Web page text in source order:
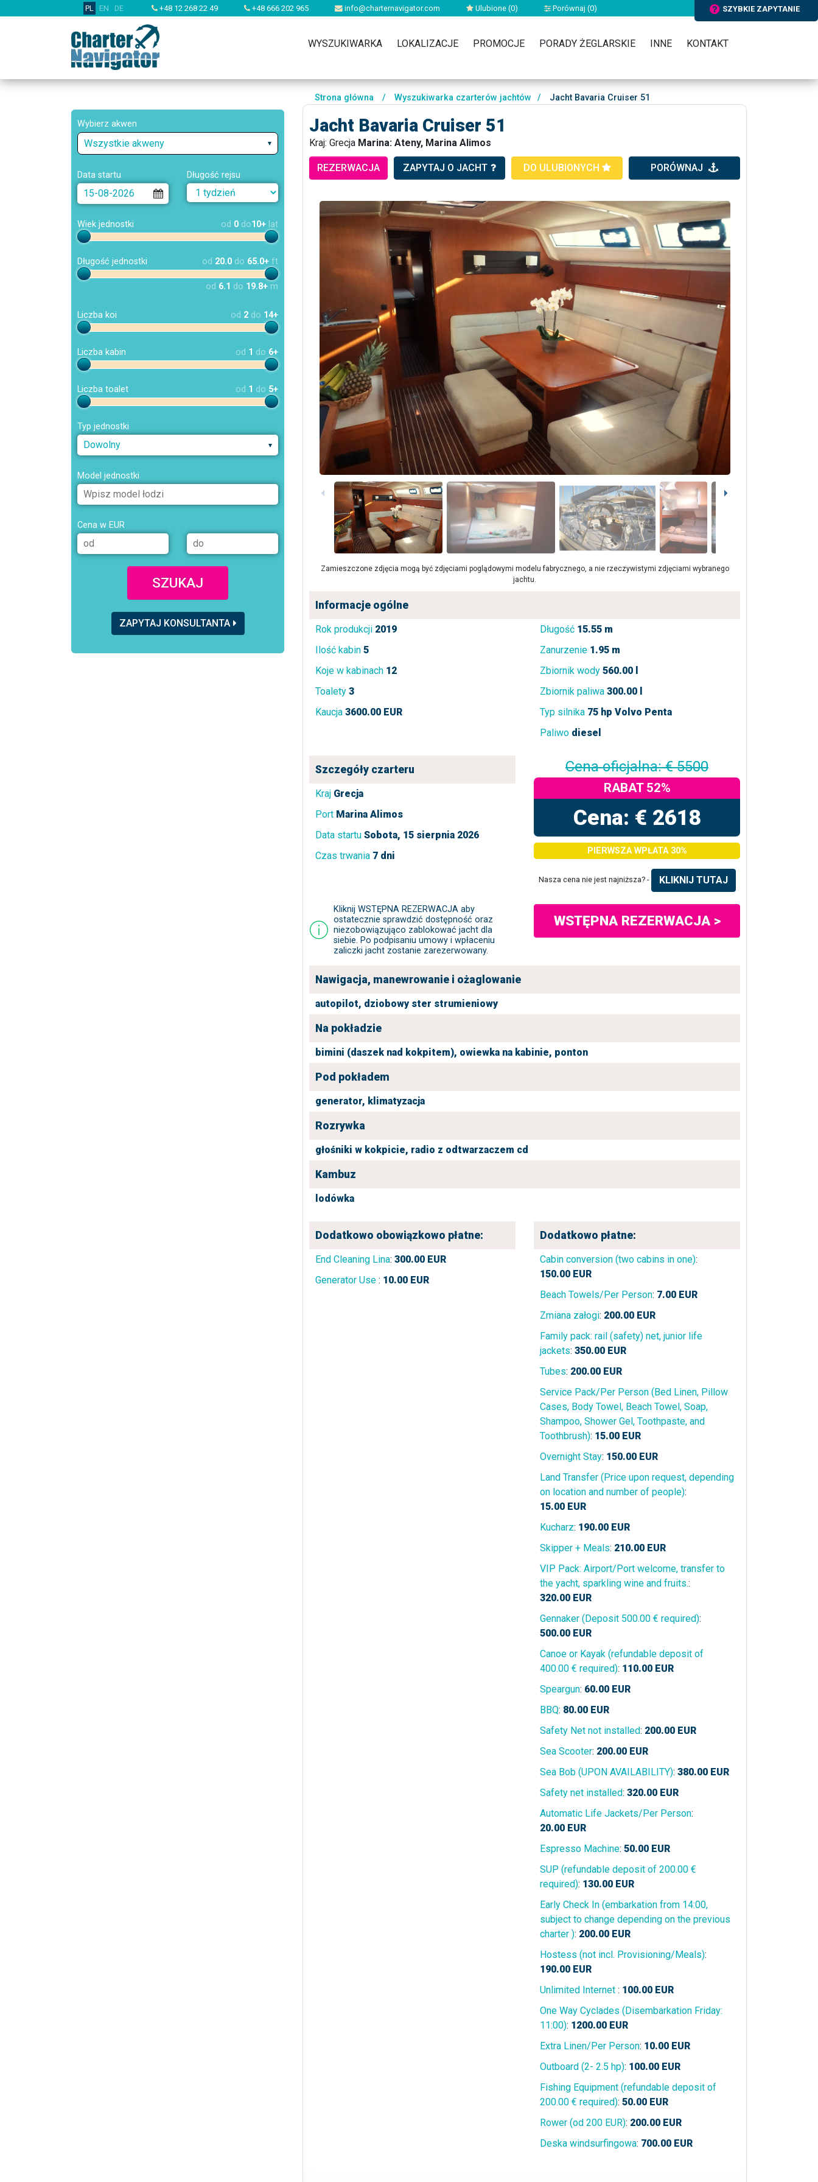
PL EN DE +48 12 268 22 49 +48 666 202 965 info@charternavigator.com Ulubione (0) Porównaj (0) SZYBKIE ZAPYTANIE
WYSZUKIWARKA LOKALIZACJE PROMOCJE PORADY ŻEGLARSKIE INNE KONTAKT
Wybierz akwen
Wszystkie akweny
Data startu Długość rejsu
Wiek jednostki od 0 do10+ lat
Długość jednostki od 20.0 do 65.0+ ft
od 6.1 do 19.8+ m
Liczba koi od 2 do 14+
Liczba kabin od 1 do 6+
Liczba toalet od 1 do 5+
Typ jednostki
Dowolny
Model jednostki
Cena w EUR
SZUKAJ
ZAPYTAJ KONSULTANTA
Strona główna / Wyszukiwarka czarterów jachtów / Jacht Bavaria Cruiser 51
Jacht Bavaria Cruiser 51
Kraj: Grecja Marina: Ateny, Marina Alimos
REZERWACJA ZAPYTAJ O JACHT DO ULUBIONYCH PORÓWNAJ
Zamieszczone zdjęcia mogą być zdjęciami poglądowymi modelu fabrycznego, a nie rzeczywistymi zdjęciami wybranego
jachtu.
Informacje ogólne
Rok produkcji 2019
Ilość kabin 5
Koje w kabinach 12
Toalety 3
Kaucja 3600.00 EUR
Długość 15.55 m
Zanurzenie 1.95 m
Zbiornik wody 560.00 l
Zbiornik paliwa 300.00 l
Typ silnika 75 hp Volvo Penta
Paliwo diesel
Szczegóły czarteru
Kraj Grecja
Port Marina Alimos
Data startu Sobota, 15 sierpnia 2026
Czas trwania 7 dni
Cena oficjalna: € 5500
RABAT 52%
Cena: € 2618
PIERWSZA WPŁATA 30%
Nasza cena nie jest najniższa? - KLIKNIJ TUTAJ
Kliknij WSTĘPNA REZERWACJA aby
ostatecznie sprawdzić dostępność oraz
niezobowiązująco zablokować jacht dla
siebie. Po podpisaniu umowy i wpłaceniu
zaliczki jacht zostanie zarezerwowany.
WSTĘPNA REZERWACJA >
Nawigacja, manewrowanie i ożaglowanie
autopilot, dziobowy ster strumieniowy
Na pokładzie
bimini (daszek nad kokpitem), owiewka na kabinie, ponton
Pod pokładem
generator, klimatyzacja
Rozrywka
głośniki w kokpicie, radio z odtwarzaczem cd
Kambuz
lodówka
Dodatkowo obowiązkowo płatne:
End Cleaning Lina: 300.00 EUR
Generator Use : 10.00 EUR
Dodatkowo płatne:
Cabin conversion (two cabins in one):
150.00 EUR
Beach Towels/Per Person: 7.00 EUR
Zmiana załogi: 200.00 EUR
Family pack: rail (safety) net, junior life
jackets: 350.00 EUR
Tubes: 200.00 EUR
Service Pack/Per Person (Bed Linen, Pillow
Cases, Body Towel, Beach Towel, Soap,
Shampoo, Shower Gel, Toothpaste, and
Toothbrush): 15.00 EUR
Overnight Stay: 150.00 EUR
Land Transfer (Price upon request, depending
on location and number of people):
15.00 EUR
Kucharz: 190.00 EUR
Skipper + Meals: 210.00 EUR
VIP Pack: Airport/Port welcome, transfer to
the yacht, sparkling wine and fruits.:
320.00 EUR
Gennaker (Deposit 500.00 € required):
500.00 EUR
Canoe or Kayak (refundable deposit of
400.00 € required): 110.00 EUR
Speargun: 60.00 EUR
BBQ: 80.00 EUR
Safety Net not installed: 200.00 EUR
Sea Scooter: 200.00 EUR
Sea Bob (UPON AVAILABILITY): 380.00 EUR
Safety net installed: 320.00 EUR
Automatic Life Jackets/Per Person:
20.00 EUR
Espresso Machine: 50.00 EUR
SUP (refundable deposit of 200.00 €
required): 130.00 EUR
Early Check In (embarkation from 14:00,
subject to change depending on the previous
charter ): 200.00 EUR
Hostess (not incl. Provisioning/Meals):
190.00 EUR
Unlimited Internet : 100.00 EUR
One Way Cyclades (Disembarkation Friday:
11:00): 1200.00 EUR
Extra Linen/Per Person: 10.00 EUR
Outboard (2- 2.5 hp): 100.00 EUR
Fishing Equipment (refundable deposit of
200.00 € required): 50.00 EUR
Rower (od 200 EUR): 200.00 EUR
Deska windsurfingowa: 700.00 EUR